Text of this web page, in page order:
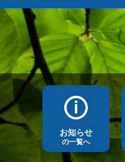
お知らせ
の一覧へ